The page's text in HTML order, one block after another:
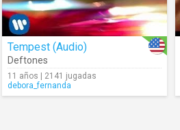
Tempest (Audio)
Deftones
11 años | 2141 jugadas
debora_fernanda